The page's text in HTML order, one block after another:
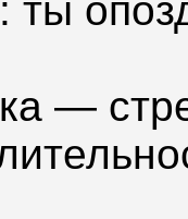
ты
—